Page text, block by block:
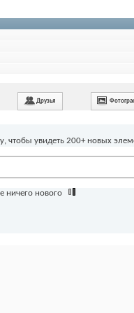
Друзья
чтобы увидеть 200+ новых
ничего нового